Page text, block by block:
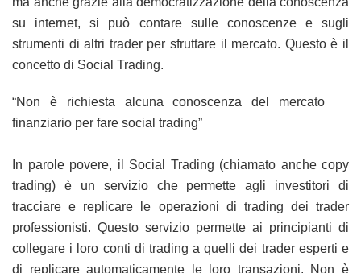
su internet, si può contare sulle conoscenze e sugli
strumenti di altri trader per sfruttare il mercato. Questo è il
concetto di Social Trading.
“Non è richiesta alcuna conoscenza del mercato
finanziario per fare social trading”
In parole povere, il Social Trading (chiamato anche copy
trading) è un servizio che permette agli investitori di
tracciare e replicare le operazioni di trading dei trader
professionisti. Questo servizio permette ai principianti di
collegare i loro conti di trading a quelli dei trader esperti e
di replicare automaticamente le loro transazioni. Non è